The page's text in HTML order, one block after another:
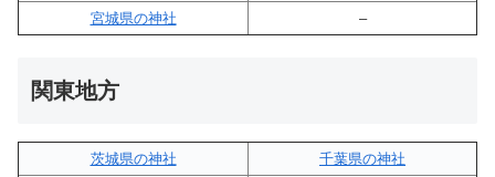
宮城県の神社
–
関東地方
茨城県の神社
千葉県の神社